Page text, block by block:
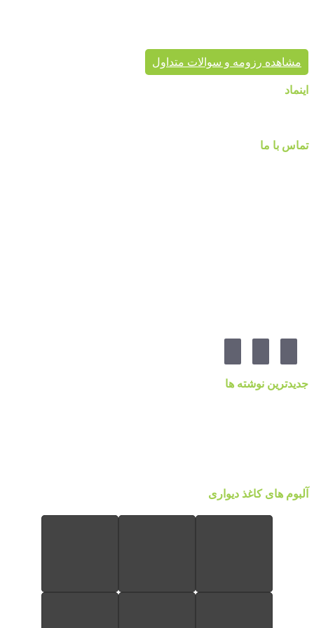
مشاهده رزومه و سوالات متداول
اینماد
تماس با ما
جدیدترین نوشته ها
آلبوم های کاغذ دیواری